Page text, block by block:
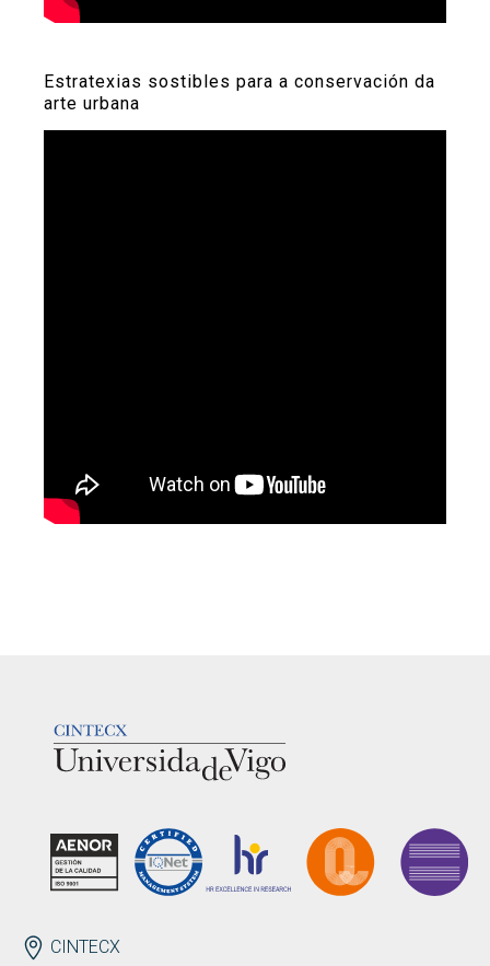
Estratexias sostibles para a conservación da
arte urbana
ENDEREZO
CINTECX